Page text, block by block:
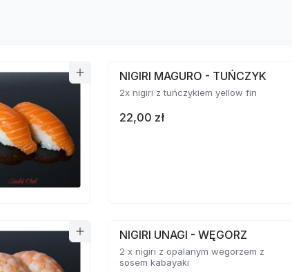
NIGIRI MAGURO - TUŃCZYK
2x nigiri z tuńczykiem yellow fin
22,00 zł
NIGIRI UNAGI - WĘGORZ
2 x nigiri z opalanym wegorzem z
sosem kabayaki